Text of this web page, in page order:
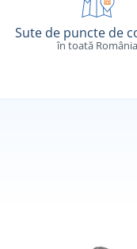
Sute de puncte de
în toată România